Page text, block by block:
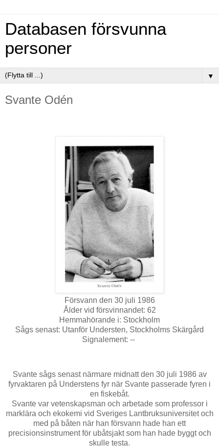
Databasen försvunna
personer
▼
Svante Odén
Försvann den 30 juli 1986
Ålder vid försvinnandet: 62
Hemmahörande i: Stockholm
Sågs senast: Utanför Understen, Stockholms Skärgård
Signalement: --
Svante sågs senast närmare midnatt den 30 juli 1986 av
fyrvaktaren på Understens fyr när Svante passerade fyren i
en fiskebåt.
Svante var vetenskapsman och arbetade som professor i
marklära och ekokemi vid Sveriges Lantbruksuniversitet och
med på båten när han försvann hade han ett
precisionsinstrument för ubåtsjakt som han hade byggt och
skulle testa.